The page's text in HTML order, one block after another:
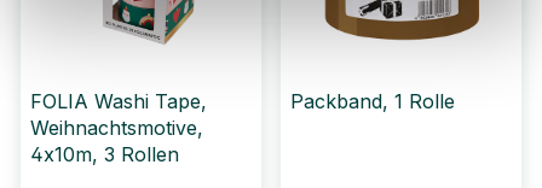
FOLIA Washi Tape,
Weihnachtsmotive,
4x10m, 3 Rollen
Packband, 1 Rolle